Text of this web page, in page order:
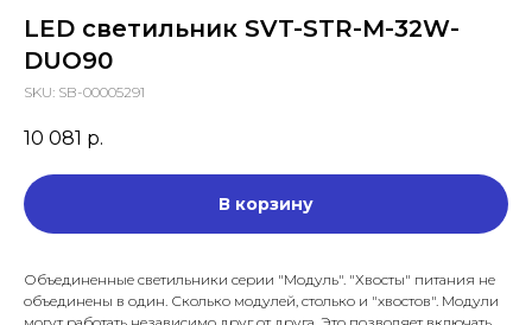
LED светильник SVT-STR-M-32W-
DUO90
SKU: SB-00005291
10 081 р.
В корзину
Объединенные светильники серии "Модуль". "Хвосты" питания не
объединены в один. Сколько модулей, столько и "хвостов". Модули